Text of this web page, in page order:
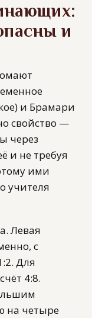
и
и Брамари
свойство —
через
и не требуя
ими
учителя
Левая
с
Для
4:8.
на четыре